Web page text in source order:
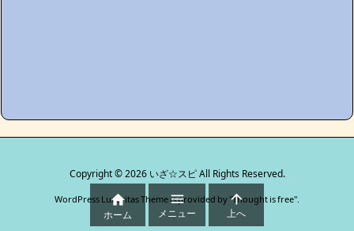
Copyright ©2026 いざ☆スピAll Rights Reserved.
WordPress Luxeritas Theme is provided by "Thought is free".

ホーム

メニュー

上へ